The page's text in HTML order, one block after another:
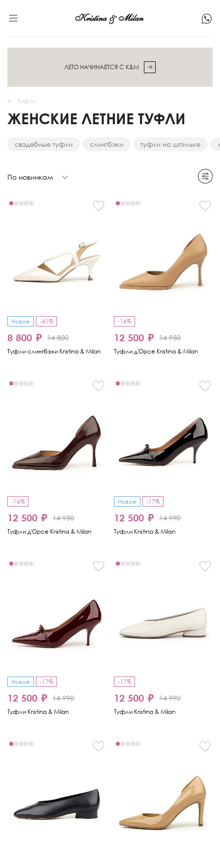
ЛЕТО НАЧИНАЕТСЯ С K&M
Туфли
ЖЕНСКИЕ ЛЕТНИЕ ТУФЛИ
свадебные туфли слингбэки туфли на шпильке
По новинкам
Новое -41%
8 800 ₽ 14 800
Туфли слингбэки Kristina & Milan
-16%
12 500 ₽ 14 950
Туфли д'Орсе Kristina & Milan
-16%
12 500 ₽ 14 950
Туфли д'Орсе Kristina & Milan
Новое -17%
12 500 ₽ 14 990
Туфли Kristina & Milan
Новое -17%
12 500 ₽ 14 990
Туфли Kristina & Milan
-17%
12 500 ₽ 14 990
Туфли Kristina & Milan